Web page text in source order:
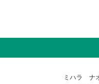
ミハラ ナ